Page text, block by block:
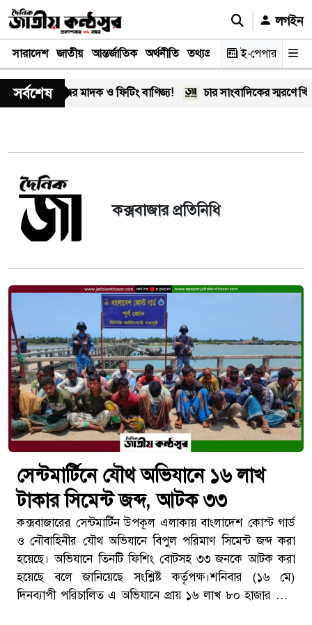
লগইন
সারাদেশ জাতীয় আন্তর্জাতিক অর্থনীতি তথ্যপ্রযুক্তি স্বাস্থ্য আইন-
ই-পেপার
সর্বশেষ
গং’-এর মাদক ও ফিটিং বাণিজ্য! চার সাংবাদিকের স্মরণে
কক্সবাজার প্রতিনিধি
সেন্টমার্টিনে যৌথ অভিযানে ১৬ লাখ
টাকার সিমেন্ট জব্দ, আটক ৩৩
কক্সবাজারের সেন্টমার্টিন উপকূল এলাকায় বাংলাদেশ কোস্ট গার্ড
ও নৌবাহিনীর যৌথ অভিযানে বিপুল পরিমাণ সিমেন্ট জব্দ করা
হয়েছে। অভিযানে তিনটি ফিশিং বোটসহ ৩৩ জনকে আটক করা
হয়েছে বলে জানিয়েছে সংশ্লিষ্ট কর্তৃপক্ষ।শনিবার (১৬ মে)
দিনব্যাপী পরিচালিত এ অভিযানে প্রায় ১৬ লাখ ৮০ হাজার টাকা